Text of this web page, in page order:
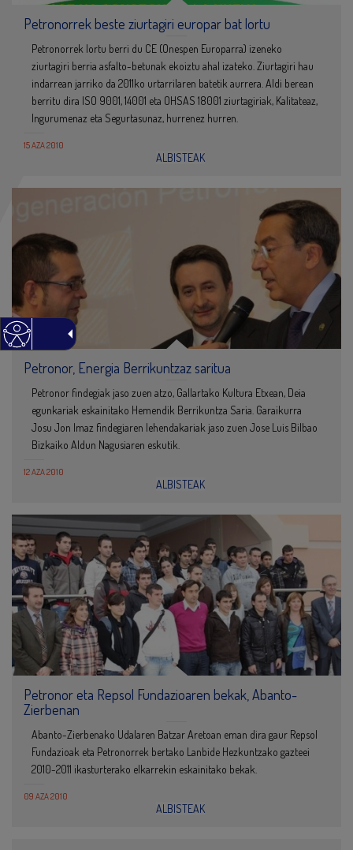
Petronorrek beste ziurtagiri europar bat lortu
Petronorrek lortu berri du CE (Onespen Europarra) izeneko
ziurtagiri berria asfalto-betunak ekoiztu ahal izateko. Ziurtagiri hau
indarrean jarriko da 2011ko urtarrilaren batetik aurrera. Aldi berean
berritu dira ISO 9001, 14001 eta OHSAS 18001 ziurtagiriak, Kalitateaz,
Ingurumenaz eta Segurtasunaz, hurrenez hurren.
15 AZA 2010
ALBISTEAK
Petronor, Energia Berrikuntzaz saritua
Petronor findegiak jaso zuen atzo, Gallartako Kultura Etxean, Deia
egunkariak eskainitako Hemendik Berrikuntza Saria. Garaikurra
Josu Jon Imaz findegiaren lehendakariak jaso zuen Jose Luis Bilbao
Bizkaiko Aldun Nagusiaren eskutik.
12 AZA 2010
ALBISTEAK
Petronor eta Repsol Fundazioaren bekak, Abanto-
Zierbenan
Abanto-Zierbenako Udalaren Batzar Aretoan eman dira gaur Repsol
Fundazioak eta Petronorrek bertako Lanbide Hezkuntzako gazteei
2010-2011 ikasturterako elkarrekin eskainitako bekak.
09 AZA 2010
ALBISTEAK